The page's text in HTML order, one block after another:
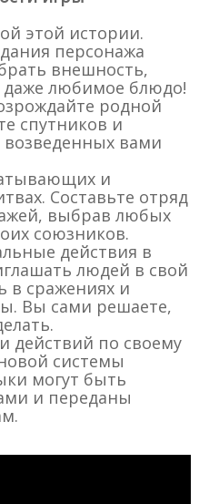
этой истории.
персонажа
внешность,
даже любимое блюдо!
родной
спутников и
вами
и
Составьте отряд
выбрав любых
союзников.
действия в
людей в свой
в сражениях и
Вы сами решаете,
действий по своему
системы
могут быть
и переданы